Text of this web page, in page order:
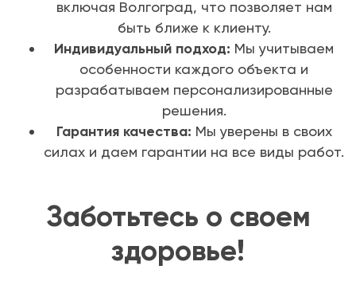
включая Волгоград, что позволяет нам
быть ближе к клиенту.
Индивидуальный подход: Мы учитываем
особенности каждого объекта и
разрабатываем персонализированные
решения.
Гарантия качества: Мы уверены в своих
силах и даем гарантии на все виды работ.
Заботьтесь о своем
здоровье!